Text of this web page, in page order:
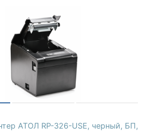
АТОЛ RP-326-USE, черный, БП,